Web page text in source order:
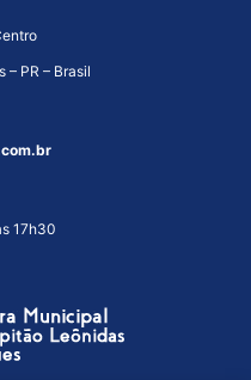
– PR – Brasil
17h30